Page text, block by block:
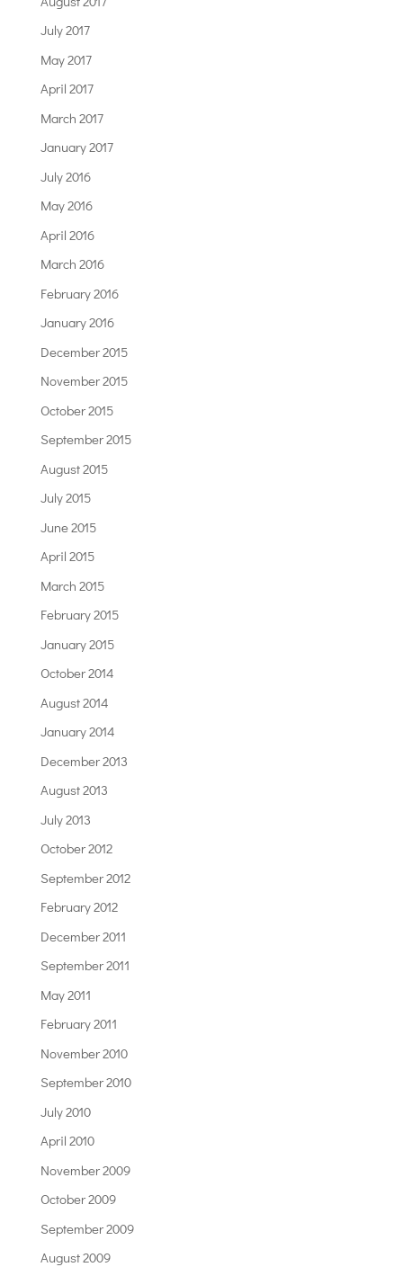
July 2017
May 2017
April 2017
March 2017
January 2017
July 2016
May 2016
April 2016
March 2016
February 2016
January 2016
December 2015
November 2015
October 2015
September 2015
August 2015
July 2015
June 2015
April 2015
March 2015
February 2015
January 2015
October 2014
August 2014
January 2014
December 2013
August 2013
July 2013
October 2012
September 2012
February 2012
December 2011
September 2011
May 2011
February 2011
November 2010
September 2010
July 2010
April 2010
November 2009
October 2009
September 2009
August 2009